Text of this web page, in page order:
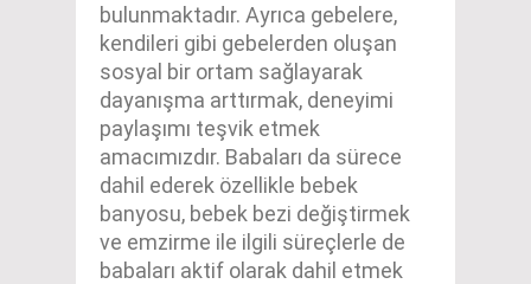
bulunmaktadır. Ayrıca gebelere,
kendileri gibi gebelerden oluşan
sosyal bir ortam sağlayarak
dayanışma arttırmak, deneyimi
paylaşımı teşvik etmek
amacımızdır. Babaları da sürece
dahil ederek özellikle bebek
banyosu, bebek bezi değiştirmek
ve emzirme ile ilgili süreçlerle de
babaları aktif olarak dahil etmek